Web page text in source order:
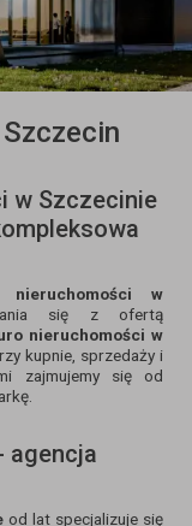
w Szczecinie
nieruchomości w
się z ofertą
nieruchomości w
kupnie, sprzedaży i
zajmujemy się od
agencja
od lat specjalizuje się